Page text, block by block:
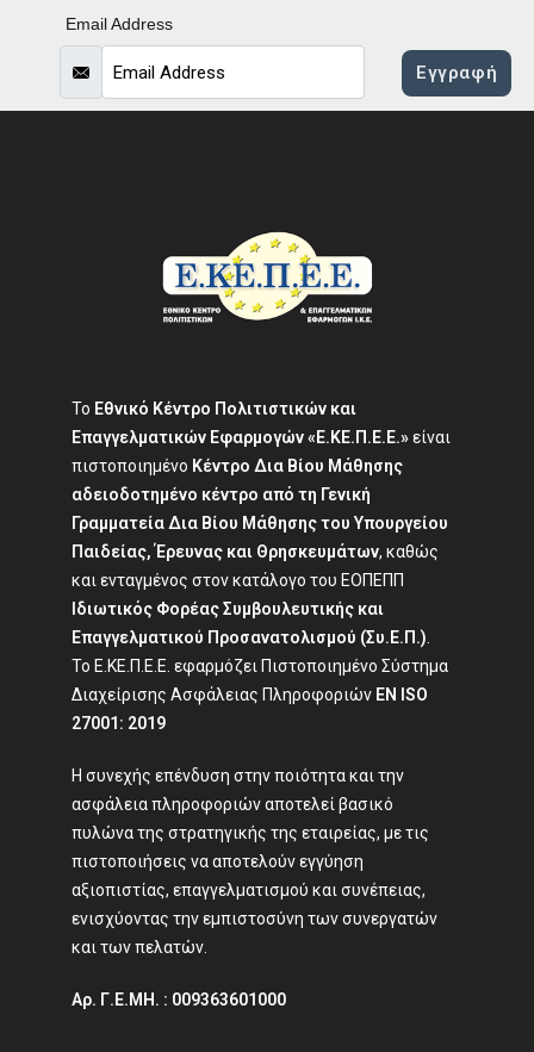
Email Address
Εγγραφή
Το Εθνικό Κέντρο Πολιτιστικών και
Επαγγελματικών Εφαρμογών «Ε.ΚΕ.Π.Ε.Ε.»είναι
πιστοποιημένο Κέντρο Δια Βίου Μάθησης
αδειοδοτημένο κέντρο από τη Γενική
Γραμματεία Δια Βίου Μάθησης του Υπουργείου
Παιδείας, Έρευνας και Θρησκευμάτων, καθώς
και ενταγμένος στον κατάλογο του ΕΟΠΕΠΠ
Ιδιωτικός Φορέας Συμβουλευτικής και
Επαγγελματικού Προσανατολισμού (Συ.Ε.Π.)
Το Ε.ΚΕ.Π.Ε.Ε. εφαρμόζει Πιστοποιημένο Σύστημα
Διαχείρισης Ασφάλειας Πληροφοριών EN ISO
27001: 2019
Η συνεχής επένδυση στην ποιότητα και την
ασφάλεια πληροφοριών αποτελεί βασικό
πυλώνα της στρατηγικής της εταιρείας, με τις
πιστοποιήσεις να αποτελούν εγγύηση
αξιοπιστίας, επαγγελματισμού και συνέπειας,
ενισχύοντας την εμπιστοσύνη των συνεργατών
και των πελατών.
Αρ. Γ.Ε.ΜΗ. : 009363601000